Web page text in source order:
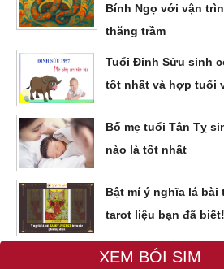
Bính Ngọ với vận
thăng trầm
Tuổi Đinh Sửu sinh
tốt nhất và hợp tuổi
Bố mẹ tuổi Tân Tỵ
nào là tốt nhất
Bật mí ý nghĩa lá bài
tarot liệu bạn đã biết!
XEM BÓI SIM